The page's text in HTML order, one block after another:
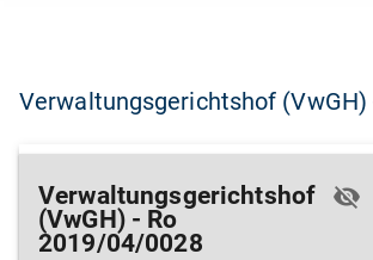
Verwaltungsgerichtshof (VwGH)
Verwaltungsgerichtshof
(VwGH) - Ro
2019/04/0028
visibility_off